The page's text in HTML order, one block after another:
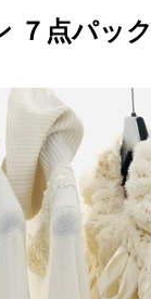
７点パッ